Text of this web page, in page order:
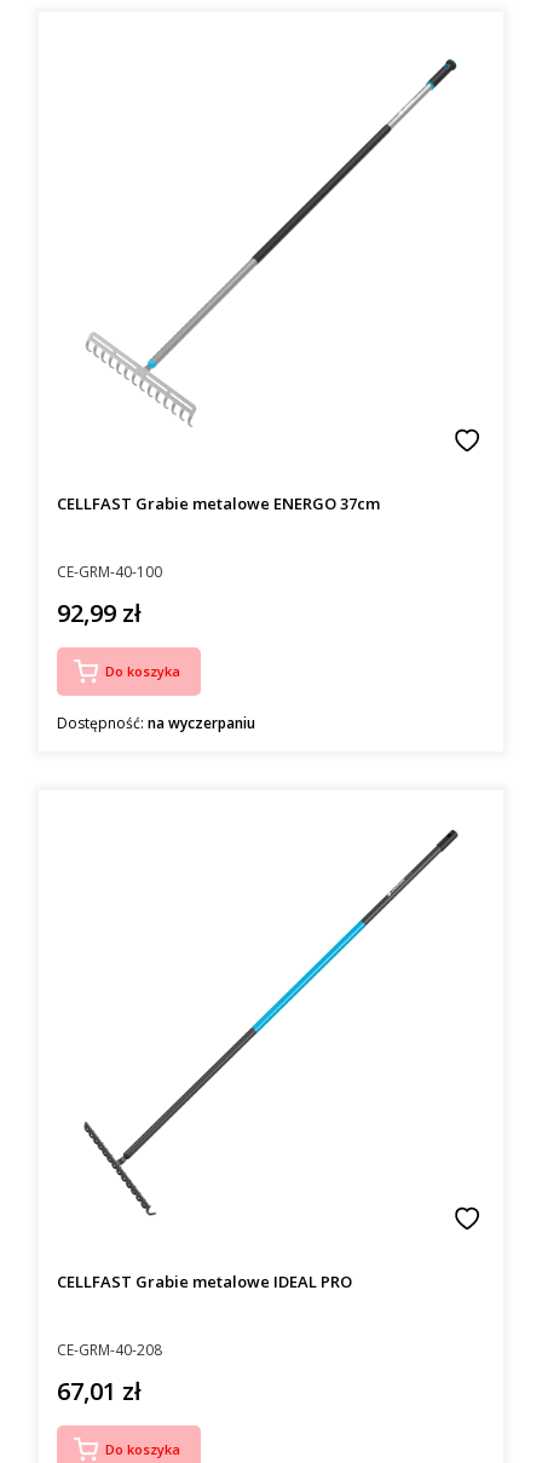
Kod producenta
CE-GRM-40-100
CELLFAST Grabie metalowe ENERGO 37cm
Cena
92,99 zł
Do koszyka
Dostępność: na wyczerpaniu
Kod producenta
CE-GRM-40-208
CELLFAST Grabie metalowe IDEAL PRO
Cena
67,01 zł
Do koszyka